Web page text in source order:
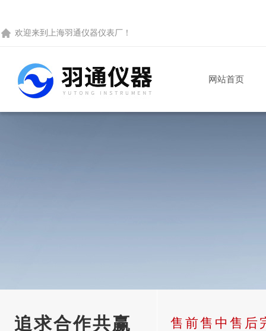
欢迎来到 上海羽通仪器仪表厂 ！
网站首页
追求合作共赢 售前售中售后